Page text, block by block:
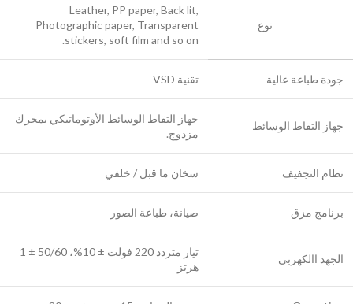
نوع
Leather, PP paper, Back lit,
Photographic paper, Transparent
stickers, soft film and so on.
جودة طباعة عالية تقنية VSD
جهاز التقاط الوسائط
جهاز التقاط الوسائط الأوتوماتيكي بمحرك
مزدوج.
نظام التجفيف سخان ما قبل / خلفي
برنامج مزق صيانة، طباعة الصور
الجهد االكهربى
تيار متردد 220 فولت ± 10%، 50/60 ± 1
هرتز